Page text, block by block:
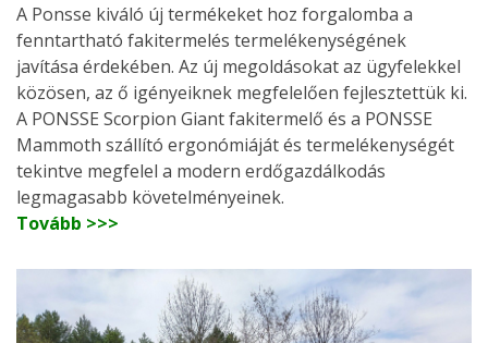
A Ponsse kiváló új termékeket hoz forgalomba a
fenntartható fakitermelés termelékenységének
javítása érdekében. Az új megoldásokat az ügyfelekkel
közösen, az ő igényeiknek megfelelően fejlesztettük ki.
A PONSSE Scorpion Giant fakitermelő és a PONSSE
Mammoth szállító ergonómiáját és termelékenységét
tekintve megfelel a modern erdőgazdálkodás
legmagasabb követelményeinek.
Tovább >>>